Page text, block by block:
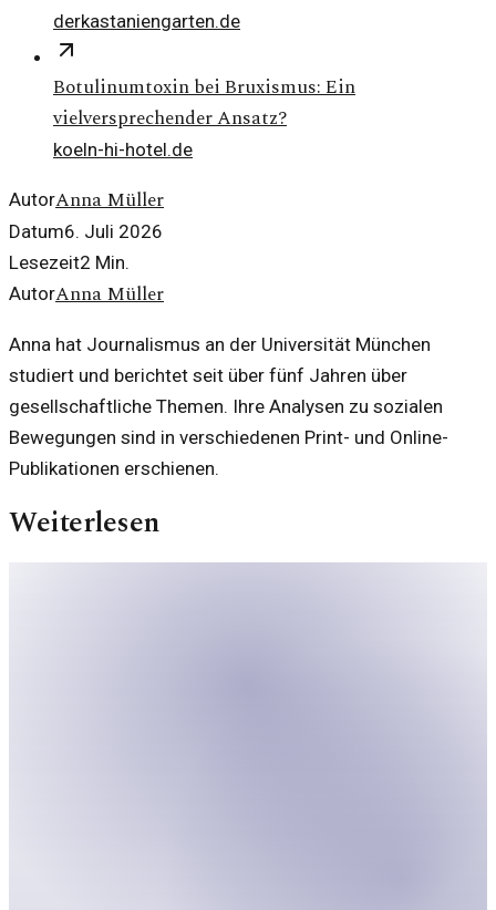
derkastaniengarten.de
Botulinumtoxin bei Bruxismus: Ein
vielversprechender Ansatz?
koeln-hi-hotel.de
AutorAnna Müller
Datum6. Juli 2026
Lesezeit2 Min.
AutorAnna Müller
Anna hat Journalismus an der Universität München
studiert und berichtet seit über fünf Jahren über
gesellschaftliche Themen. Ihre Analysen zu sozialen
Bewegungen sind in verschiedenen Print- und Online-
Publikationen erschienen.
Weiterlesen